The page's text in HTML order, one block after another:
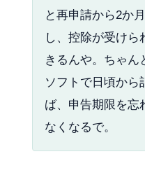
と再申請から2か
し、控除が受けら
きるんや。ちゃん
ソフトで日頃から
ば、申告期限を忘
なくなるで。